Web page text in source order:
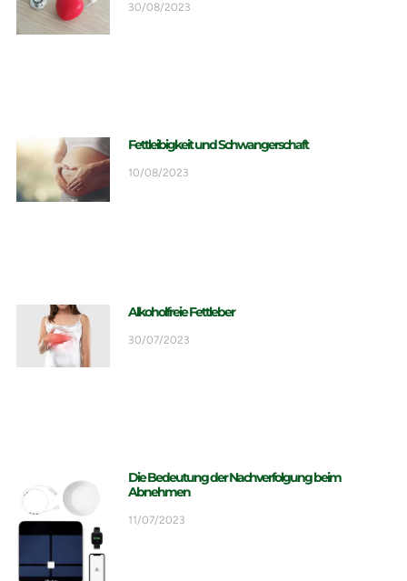
30/08/2023
Fettleibigkeit und Schwangerschaft
10/08/2023
Alkoholfreie Fettleber
30/07/2023
Die Bedeutung der Nachverfolgung beim
Abnehmen
11/07/2023